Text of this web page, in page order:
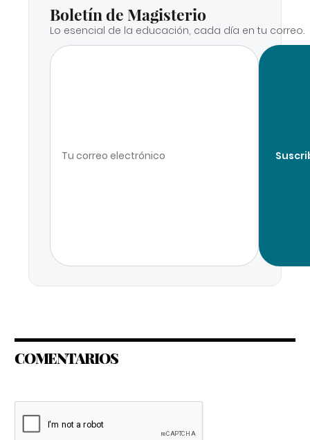
Boletín de Magisterio
Lo esencial de la educación, cada día en tu correo.
COMENTARIOS